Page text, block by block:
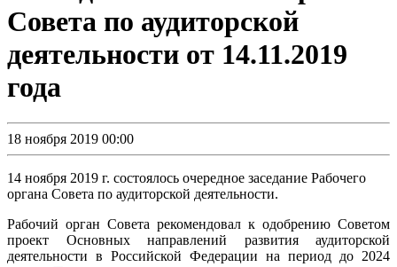
Совета по аудиторской
деятельности от 14.11.2019
года
18 ноября 2019 00:00
14 ноября 2019 г. состоялось очередное заседание Рабочего
органа Совета по аудиторской деятельности.
Рабочий орган Совета рекомендовал к одобрению Советом
проект Основных направлений развития аудиторской
деятельности в Российской Федерации на период до 2024